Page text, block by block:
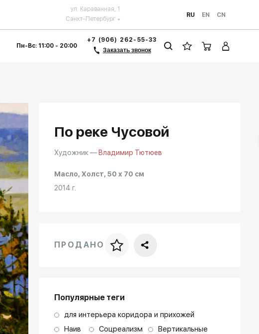
Санкт-Петербург
ул. Караванная, 1
RU
EN CN
Пн-Вс: 11:00 - 20:00
+7 (906) 262-55-33
Заказать звонок
По реке Чусовой
Художник — Владимир Тютюев
Масло, Холст, 50 x 70 см
2014 г.
Цена за багет
ПРОДАНО
Популярные теги
для интерьера коридора и прихожей
Наив
Соцреализм
Вертикальные